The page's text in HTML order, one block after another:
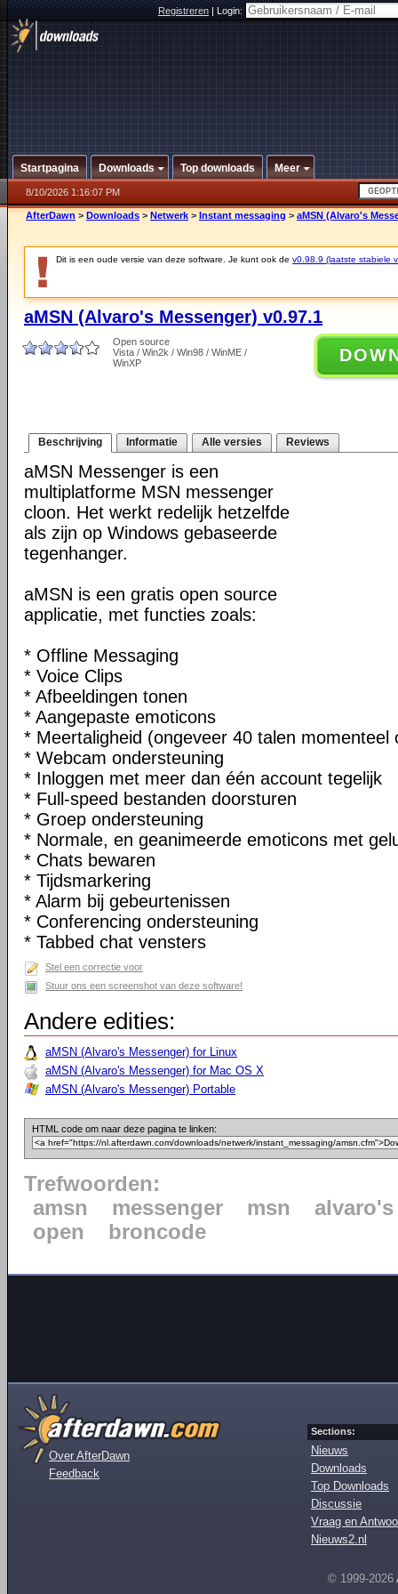
Registreren|Login:
Startpagina Downloads Top downloads Meer
8/10/2026 1:16:07 PM
AfterDawn > Downloads > Netwerk > Instant messaging > aMSN (Alvaro's
Dit is een oude versie van deze software. Je kunt ook de v0.98.9 (laatste stabiele
aMSN (Alvaro's Messenger) v0.97.1
Open source
Vista / Win2k / Win98 / WinME /
WinXP
Beschrijving Informatie Alle versies Reviews
aMSN Messenger is een
multiplatforme MSN messenger
cloon. Het werkt redelijk hetzelfde
als zijn op Windows gebaseerde
tegenhanger.
aMSN is een gratis open source
applicatie, met functies zoals:
* Offline Messaging
* Voice Clips
* Afbeeldingen tonen
* Aangepaste emoticons
* Meertaligheid (ongeveer 40 talen momenteel
* Webcam ondersteuning
* Inloggen met meer dan één account tegelijk
* Full-speed bestanden doorsturen
* Groep ondersteuning
* Normale, en geanimeerde emoticons met
* Chats bewaren
* Tijdsmarkering
* Alarm bij gebeurtenissen
* Conferencing ondersteuning
* Tabbed chat vensters
Stel een correctie voor
Stuur ons een screenshot van deze software!
Andere edities:
aMSN (Alvaro's Messenger) for Linux
aMSN (Alvaro's Messenger) for Mac OS X
aMSN (Alvaro's Messenger) Portable
HTML code om naar deze pagina te linken:
Trefwoorden:
amsn
messenger msn
alvaro's
open
broncode
Over AfterDawn
Feedback
Sections:
Nieuws
Downloads
Top Downloads
Discussie
Vraag en
Nieuws2.nl
© 1999-2026